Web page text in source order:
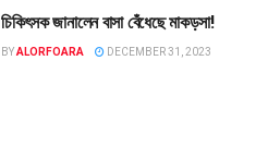
চিকিৎসক জানালেন বাসা বেঁধেছে মাকড়সা!
BYALORFOARA DECEMBER 31, 2023